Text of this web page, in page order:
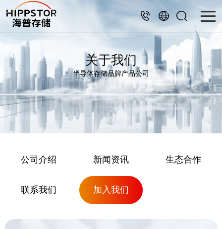
关于我们
半导体存储品牌产品公司
公司介绍 新闻资讯 生态合作
联系我们 加入我们